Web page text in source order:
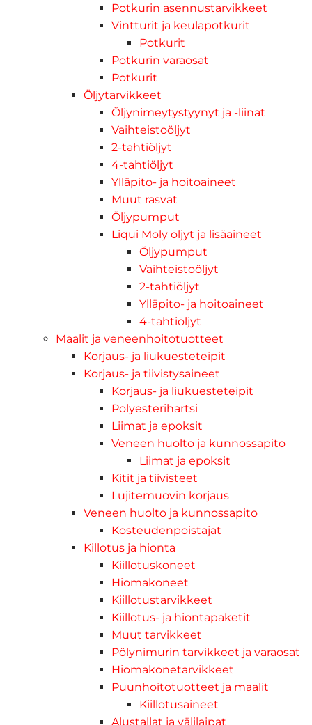
Potkurin asennustarvikkeet
Vintturit ja keulapotkurit
Potkurit
Potkurin varaosat
Potkurit
Öljytarvikkeet
Öljynimeytystyynyt ja -liinat
Vaihteistoöljyt
2-tahtiöljyt
4-tahtiöljyt
Ylläpito- ja hoitoaineet
Muut rasvat
Öljypumput
Liqui Moly öljyt ja lisäaineet
Öljypumput
Vaihteistoöljyt
2-tahtiöljyt
Ylläpito- ja hoitoaineet
4-tahtiöljyt
Maalit ja veneenhoitotuotteet
Korjaus- ja liukuesteteipit
Korjaus- ja tiivistysaineet
Korjaus- ja liukuesteteipit
Polyesterihartsi
Liimat ja epoksit
Veneen huolto ja kunnossapito
Liimat ja epoksit
Kitit ja tiivisteet
Lujitemuovin korjaus
Veneen huolto ja kunnossapito
Kosteudenpoistajat
Killotus ja hionta
Kiillotuskoneet
Hiomakoneet
Kiillotustarvikkeet
Kiillotus- ja hiontapaketit
Muut tarvikkeet
Pölynimurin tarvikkeet ja varaosat
Hiomakonetarvikkeet
Puunhoitotuotteet ja maalit
Kiillotusaineet
Alustallat ja välilaipat